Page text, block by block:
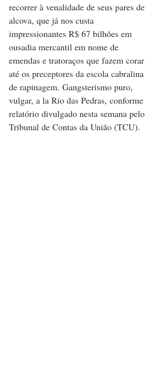
recorrer à venalidade de seus pares de
alcova, que já nos custa
impressionantes R$ 67 bilhões em
ousadia mercantil em nome de
emendas e tratoraços que fazem corar
até os preceptores da escola cabralina
de rapinagem. Gangsterismo puro,
vulgar, a la Rio das Pedras, conforme
relatório divulgado nesta semana pelo
Tribunal de Contas da União (TCU).